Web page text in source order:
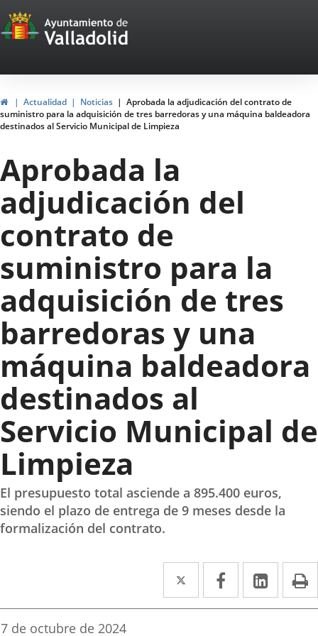
Portal
Web
del
Ayuntamiento
de
Valladolid
InicioActualidad Noticias
Aprobada la adjudicación del contrato de
suministro para la adquisición de tres barredoras y una máquina baldeadora
destinados al Servicio Municipal de Limpieza
Aprobada la
adjudicación del
contrato de
suministro para la
adquisición de tres
barredoras y una
máquina baldeadora
destinados al
Servicio Municipal de
Limpieza
El presupuesto total asciende a 895.400 euros,
siendo el plazo de entrega de 9 meses desde la
formalización del contrato.
Twitter
Enlace
a
Facebook
Enlace
a
Enlace
a
Fecha
7 de octubre de 2024